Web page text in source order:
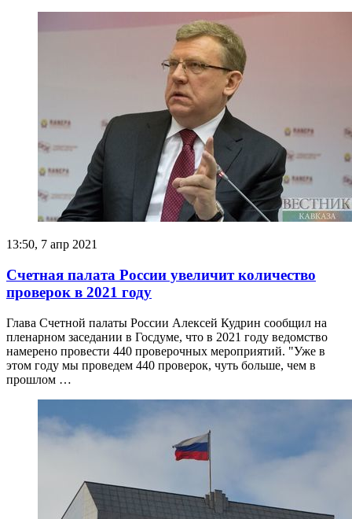
13:50, 7 апр 2021
Счетная палата России увеличит количество
проверок в 2021 году
Глава Счетной палаты России Алексей Кудрин сообщил на
пленарном заседании в Госдуме, что в 2021 году ведомство
намерено провести 440 проверочных мероприятий. "Уже в
этом году мы проведем 440 проверок, чуть больше, чем в
прошлом …